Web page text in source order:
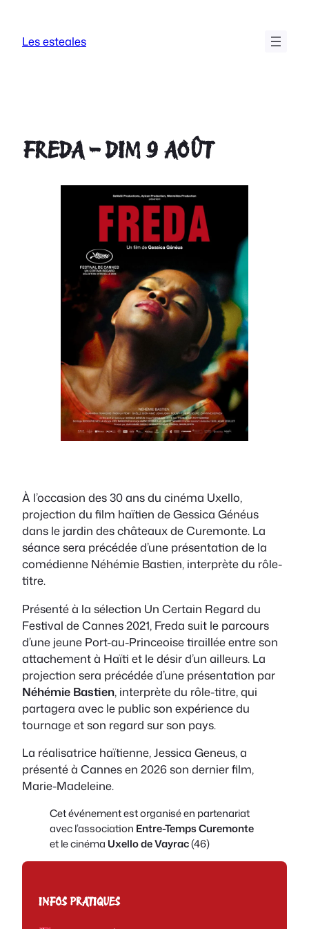
contenu
Les esteales
FREDA – DIM 9 AOÛT
À l’occasion des 30 ans du cinéma Uxello,
projection du film haïtien de Gessica Généus
dans le jardin des châteaux de Curemonte. La
séance sera précédée d’une présentation de la
comédienne Néhémie Bastien, interprète du rôle-
titre.
Présenté à la sélection Un Certain Regard du
Festival de Cannes 2021, Freda suit le parcours
d’une jeune Port-au-Princeoise tiraillée entre son
attachement à Haïti et le désir d’un ailleurs. La
projection sera précédée d’une présentation par
Néhémie Bastien, interprète du rôle-titre, qui
partagera avec le public son expérience du
tournage et son regard sur son pays.
La réalisatrice haïtienne, Jessica Geneus, a
présenté à Cannes en 2026 son dernier film,
Marie-Madeleine.
Cet événement est organisé en partenariat
avecl’association Entre-Temps Curemonte
et le cinéma Uxello de Vayrac(46)
INFOS PRATIQUES